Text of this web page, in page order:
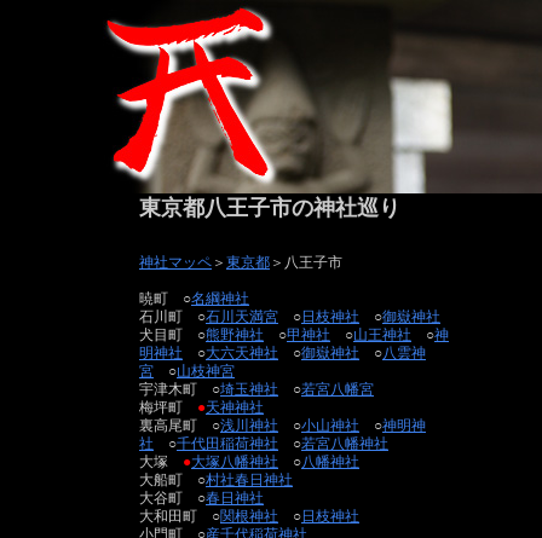
東京都八王子市の神社巡り
神社マッペ ＞ 東京都 ＞八王子市
暁町 ○名綱神社
石川町 ○石川天満宮 ○日枝神社 ○御嶽神社
犬目町 ○熊野神社 ○甲神社 ○山王神社 ○神
明神社 ○大六天神社 ○御嶽神社 ○八雲神
宮 ○山枝神宮
宇津木町 ○埼玉神社 ○若宮八幡宮
梅坪町 ●天神神社
裏高尾町 ○浅川神社 ○小山神社 ○神明神
社 ○千代田稲荷神社 ○若宮八幡神社
大塚 ●大塚八幡神社 ○八幡神社
大船町 ○村社春日神社
大谷町 ○春日神社
大和田町 ○関根神社 ○日枝神社
小門町 ○産千代稲荷神社